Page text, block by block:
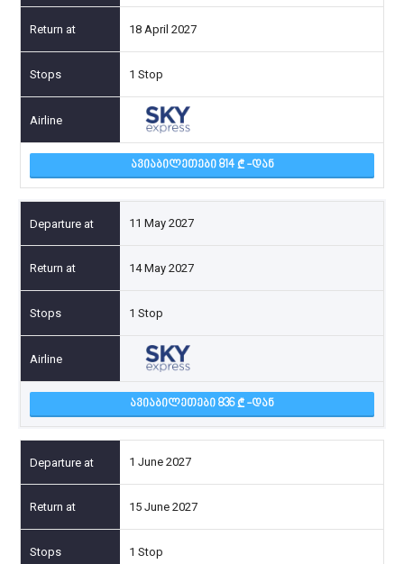
18 April 2027
1 Stop
ᲐᲕᲘᲐᲑᲘᲚᲔᲗᲔᲑᲘ 814 -ᲓᲐᲜ
11 May 2027
14 May 2027
1 Stop
ᲐᲕᲘᲐᲑᲘᲚᲔᲗᲔᲑᲘ 836 -ᲓᲐᲜ
1 June 2027
15 June 2027
1 Stop